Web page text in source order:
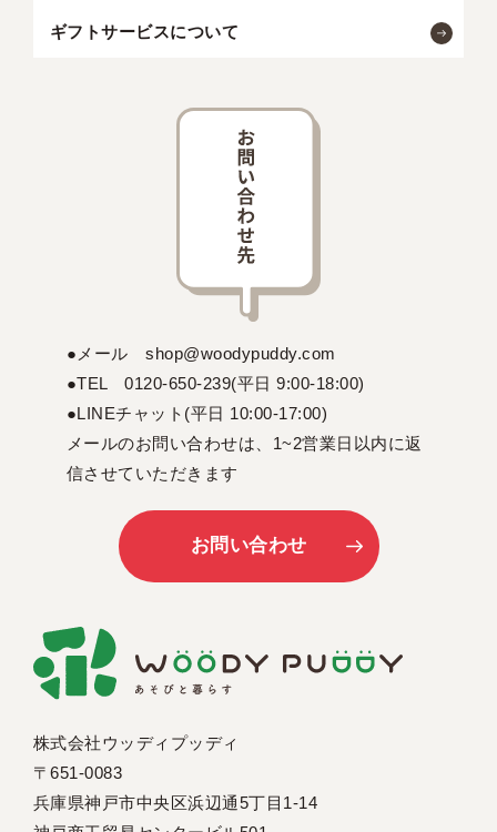
ギフトサービスについて
株式会社ウッディプッディ
〒651-0083
兵庫県神戸市中央区浜辺通5丁目1-14
●メール shop@woodypuddy.com
●TEL 0120-650-239(平日 9:00-18:00)
●LINEチャット(平日 10:00-17:00)
メールのお問い合わせは、1~2営業日以内に返
信させていただきます
お問い合わせ